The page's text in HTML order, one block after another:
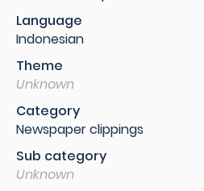
Language
Indonesian
Theme
Unknown
Category
Newspaper clippings
Sub category
Unknown